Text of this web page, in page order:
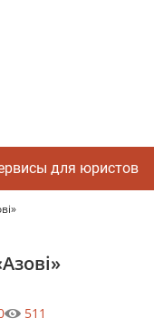
для юристов
511